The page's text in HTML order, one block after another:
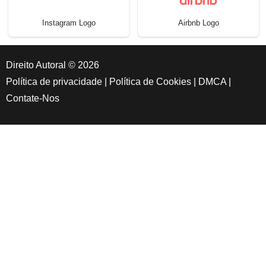
Instagram Logo Airbnb Logo
Direito Autoral © 2026
Política de privacidade
Política de Cookies DMCA
Contate-Nos